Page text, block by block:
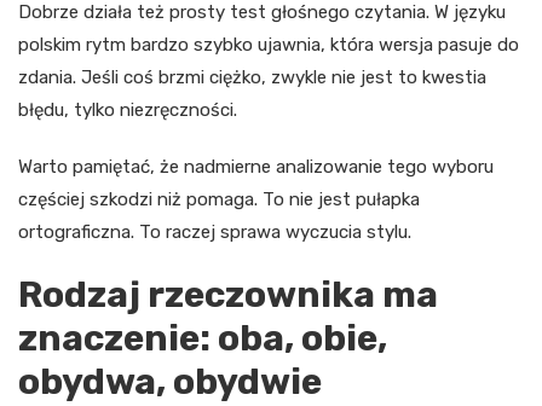
Dobrze działa też prosty test głośnego czytania. W języku
polskim rytm bardzo szybko ujawnia, która wersja pasuje do
zdania. Jeśli coś brzmi ciężko, zwykle nie jest to kwestia
błędu, tylko niezręczności.
Warto pamiętać, że nadmierne analizowanie tego wyboru
częściej szkodzi niż pomaga. To nie jest pułapka
ortograficzna. To raczej sprawa wyczucia stylu.
Rodzaj rzeczownika ma
znaczenie: oba, obie,
obydwa, obydwie